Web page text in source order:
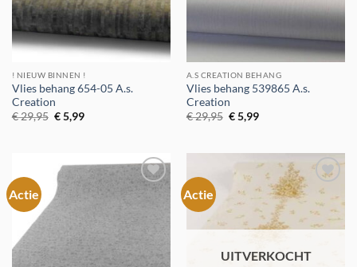
! NIEUW BINNEN !
Vlies behang 654-05 A.s.
Creation
€29,95 Oorspronkelijke
prijs
€5,99Huidige
A.S CREATION BEHANG
Vlies behang 539865 A.s.
Creation
€29,95 Oorspronkelijke
prijs
€5,99Huidige
Actie
Toevoegen
verlanglijst
Actie
Toevoegen
aan
verlanglijst
UITVERKOCHT